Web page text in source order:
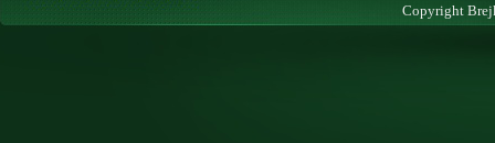
Copyright